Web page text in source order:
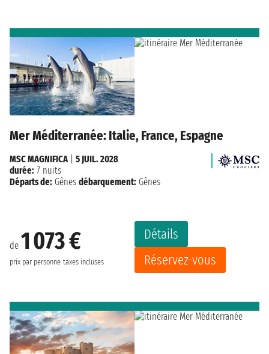
Mer Méditerranée: Italie, France, Espagne
de 1 073 €
prix par personne taxes incluses
Détails
Réservez-vous
MSC MAGNIFICA| 5 JUIL. 2028
durée: 7 nuits
Départs de: Gênes débarquement: Gênes